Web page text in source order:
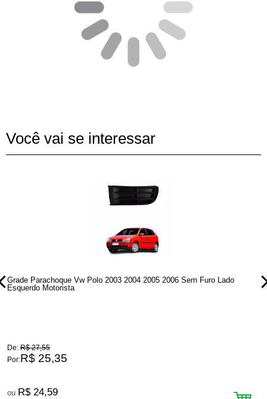
Você vai se interessar
Grade Parachoque Vw Polo 2003 2004 2005 2006 Sem Furo Lado
Esquerdo Motorista
De: R$ 27,55
Por:R$ 25,35
ou R$ 24,59